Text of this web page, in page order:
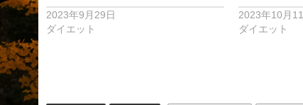
2023年9月29日
ダイエット
2023年10月
ダイエット